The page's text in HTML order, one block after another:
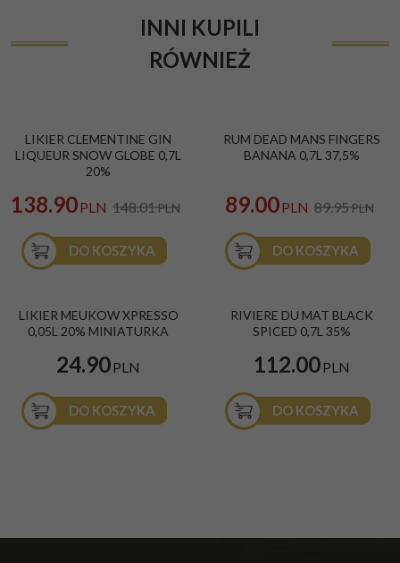
INNI KUPILI
RÓWNIEŻ
LIKIER CLEMENTINE GIN
LIQUEUR SNOW GLOBE 0,7L
20%
148.01PLN
138.90PLN
DO KOSZYKA
RUM DEAD MANS FINGERS
BANANA 0,7L 37,5%
89.95PLN
89.00PLN
DO KOSZYKA
LIKIER MEUKOW XPRESSO
0,05L 20% MINIATURKA
24.90PLN
DO KOSZYKA
RIVIERE DU MAT BLACK
SPICED 0,7L 35%
112.00PLN
DO KOSZYKA